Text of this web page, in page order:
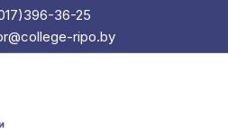
36-25
ripo.by